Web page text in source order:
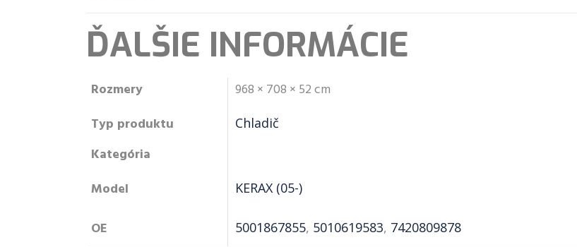
ĎALŠIE INFORMÁCIE
Rozmery
968 × 708 × 52 cm
Typ produktu
Chladič
Kategória
Model
KERAX (05-)
OE 5001867855, 5010619583, 7420809878